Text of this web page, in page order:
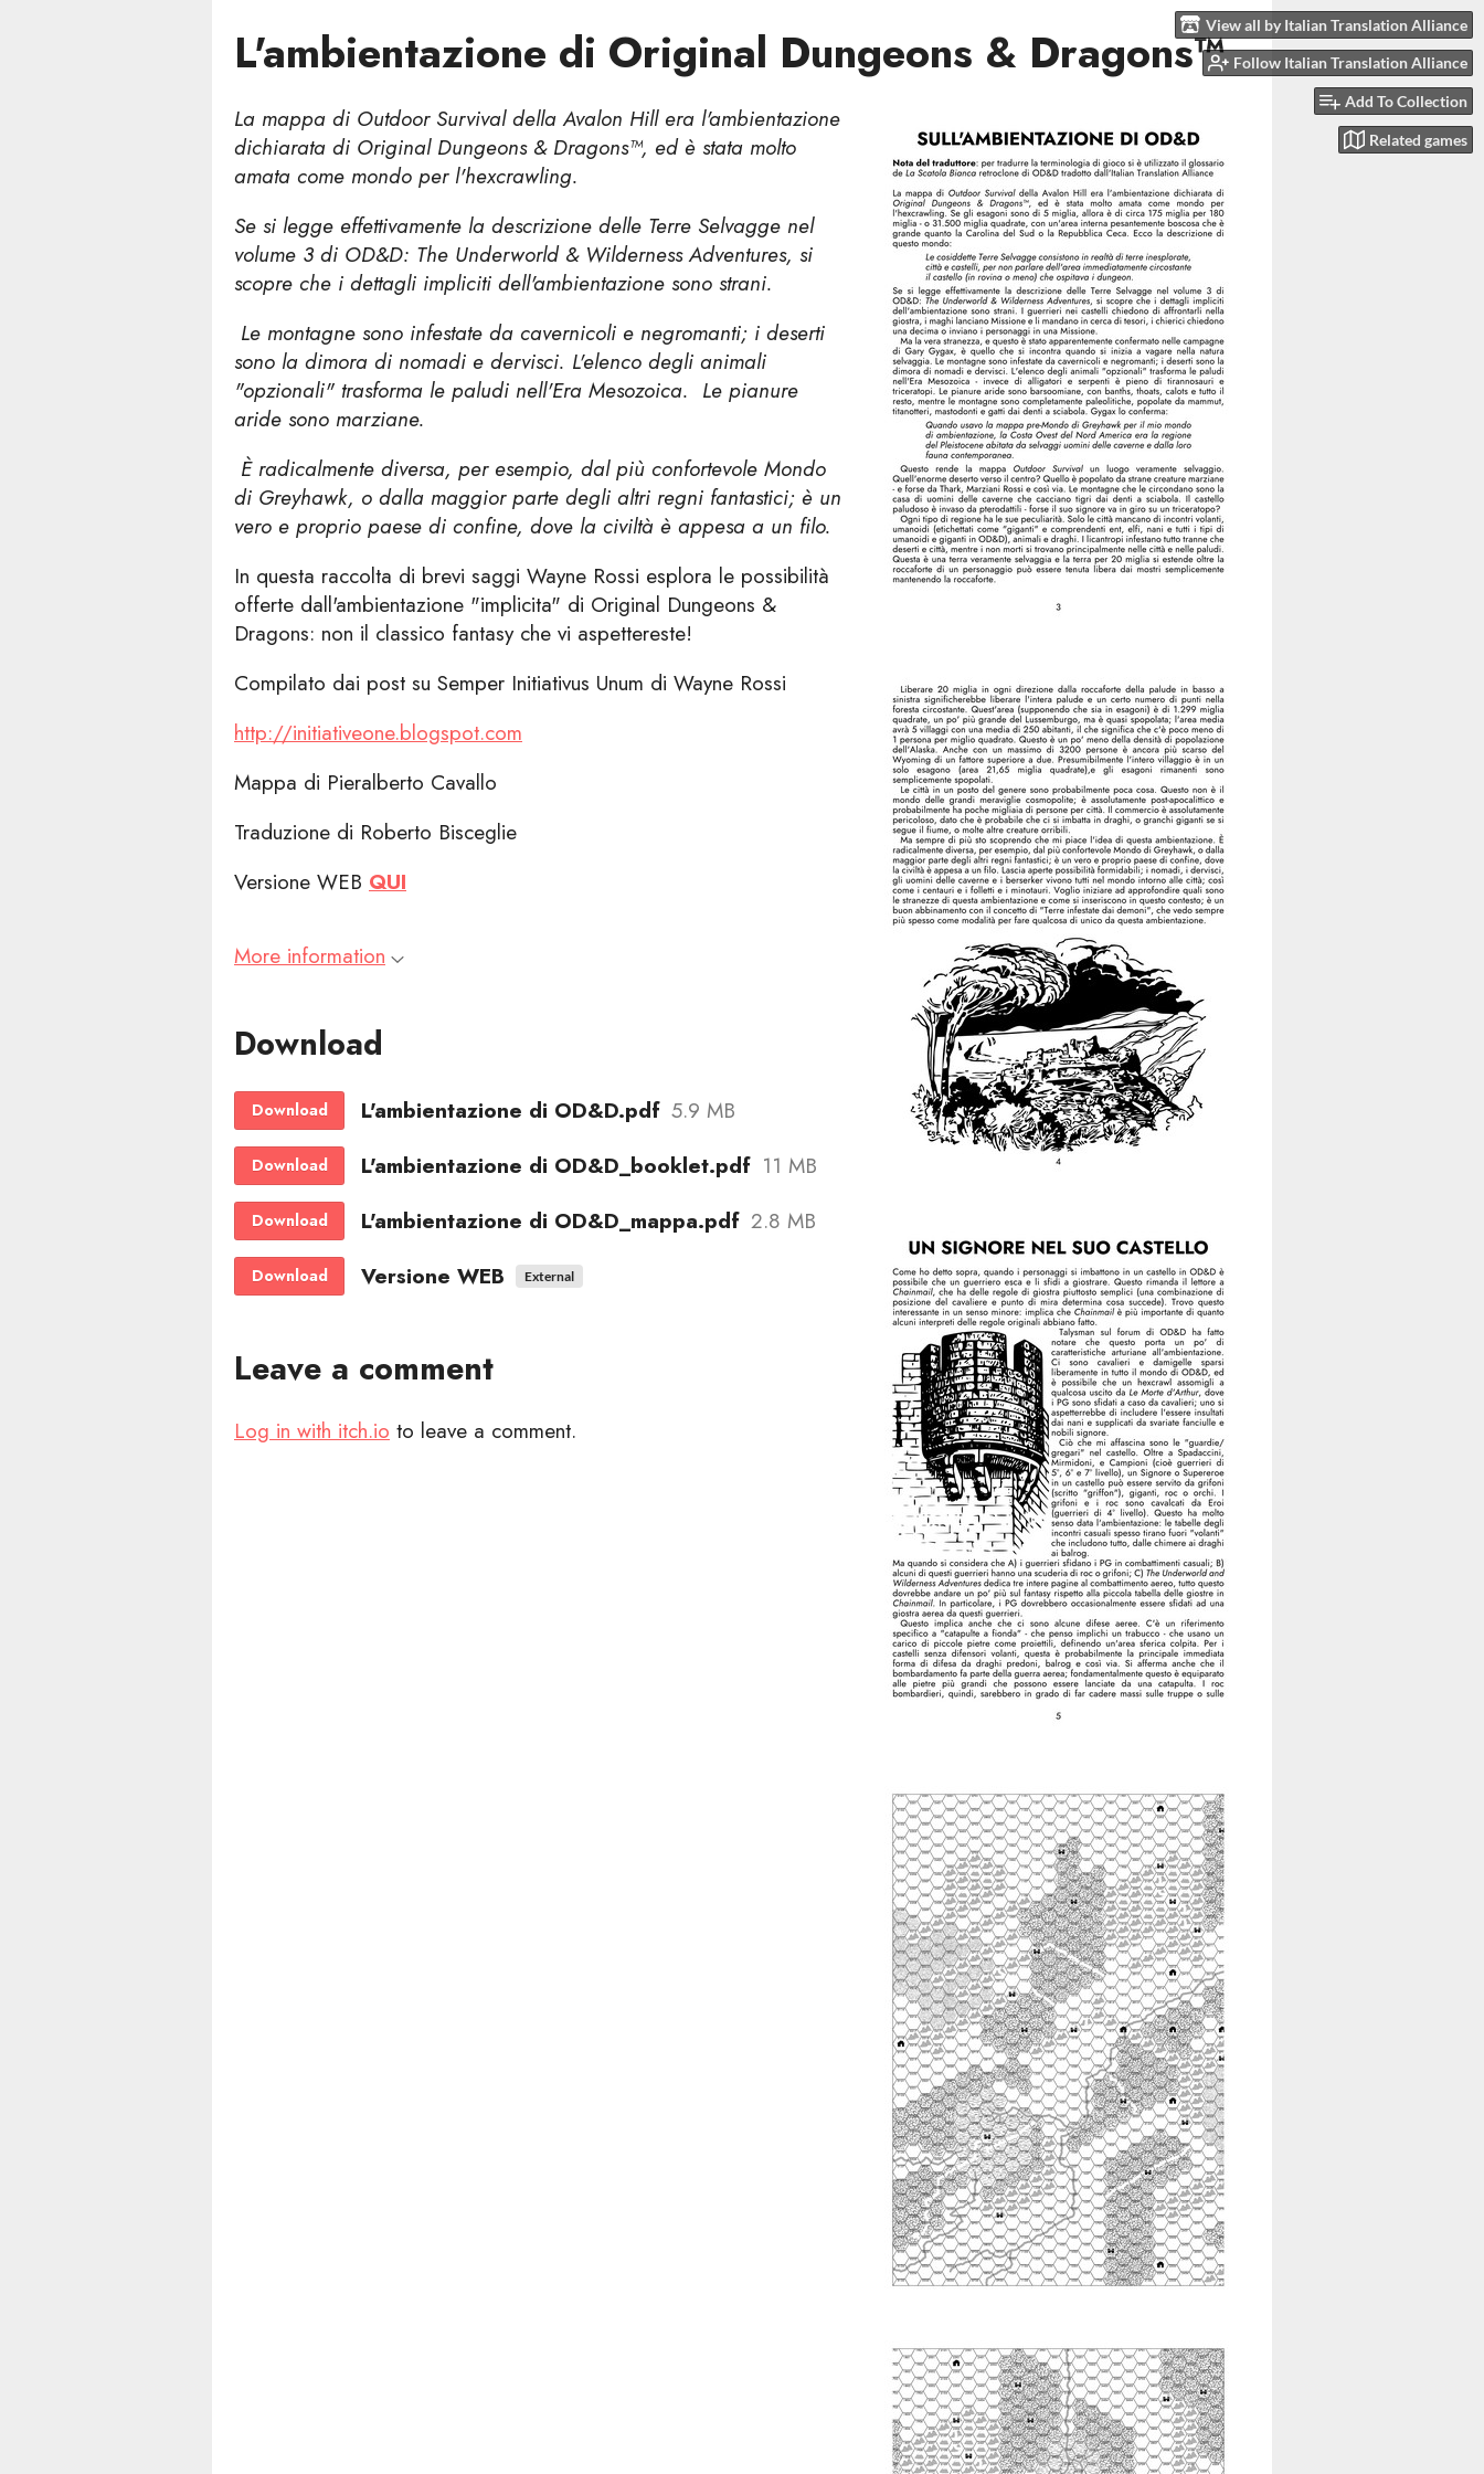
View all by Italian Translation Alliance
Follow Italian Translation Alliance
Add To Collection
Related games
L'ambientazione di Original Dungeons & Dragons™
La mappa di Outdoor Survival della Avalon Hill era l'ambientazione
dichiarata di Original Dungeons & Dragons™, ed è stata molto
amata come mondo per l'hexcrawling.
Se si legge effettivamente la descrizione delle Terre Selvagge nel
volume 3 di OD&D: The Underworld & Wilderness Adventures, si
scopre che i dettagli impliciti dell'ambientazione sono strani.
Le montagne sono infestate da cavernicoli e negromanti; i deserti
sono la dimora di nomadi e dervisci. L'elenco degli animali
"opzionali" trasforma le paludi nell'Era Mesozoica. Le pianure
aride sono marziane.
È radicalmente diversa, per esempio, dal più confortevole Mondo
di Greyhawk, o dalla maggior parte degli altri regni fantastici; è un
vero e proprio paese di confine, dove la civiltà è appesa a un filo.
In questa raccolta di brevi saggi Wayne Rossi esplora le possibilità
offerte dall'ambientazione "implicita" di Original Dungeons &
Dragons: non il classico fantasy che vi aspettereste!
Compilato dai post su Semper Initiativus Unum di Wayne Rossi
http://initiativeone.blogspot.com
Mappa di Pieralberto Cavallo
Traduzione di Roberto Bisceglie
Versione WEB QUI
More information
Download
Download L'ambientazione di OD&D.pdf 5.9 MB
Download L'ambientazione di OD&D_booklet.pdf 11 MB
Download L'ambientazione di OD&D_mappa.pdf 2.8 MB
Download Versione WEB External
Leave a comment
Log in with itch.io to leave a comment.